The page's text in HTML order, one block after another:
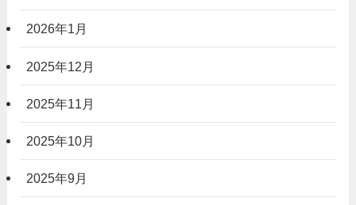
2026年1月
2025年12月
2025年11月
2025年10月
2025年9月